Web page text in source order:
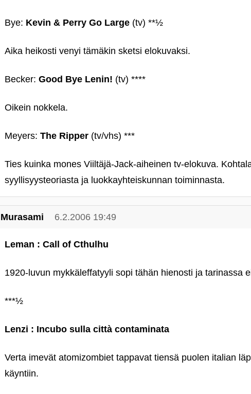
Bye: Kevin & Perry Go Large (tv) **½
Aika heikosti venyi tämäkin sketsi elokuvaksi.
Becker: Good Bye Lenin! (tv) ****
Oikein nokkela.
Meyers: The Ripper (tv/vhs) ***
Ties kuinka mones Viiltäjä-Jack-aiheinen tv-elokuva.
syyllisyysteoriasta ja luokkayhteiskunnan toiminnasta.
Murasami 6.2.2006 19:49
Leman : Call of Cthulhu
1920-luvun mykkäleffatyyli sopi tähän hienosti ja tarinassa
***½
Lenzi : Incubo sulla città contaminata
Verta imevät atomizombiet tappavat tiensä puolen italian
käyntiin.